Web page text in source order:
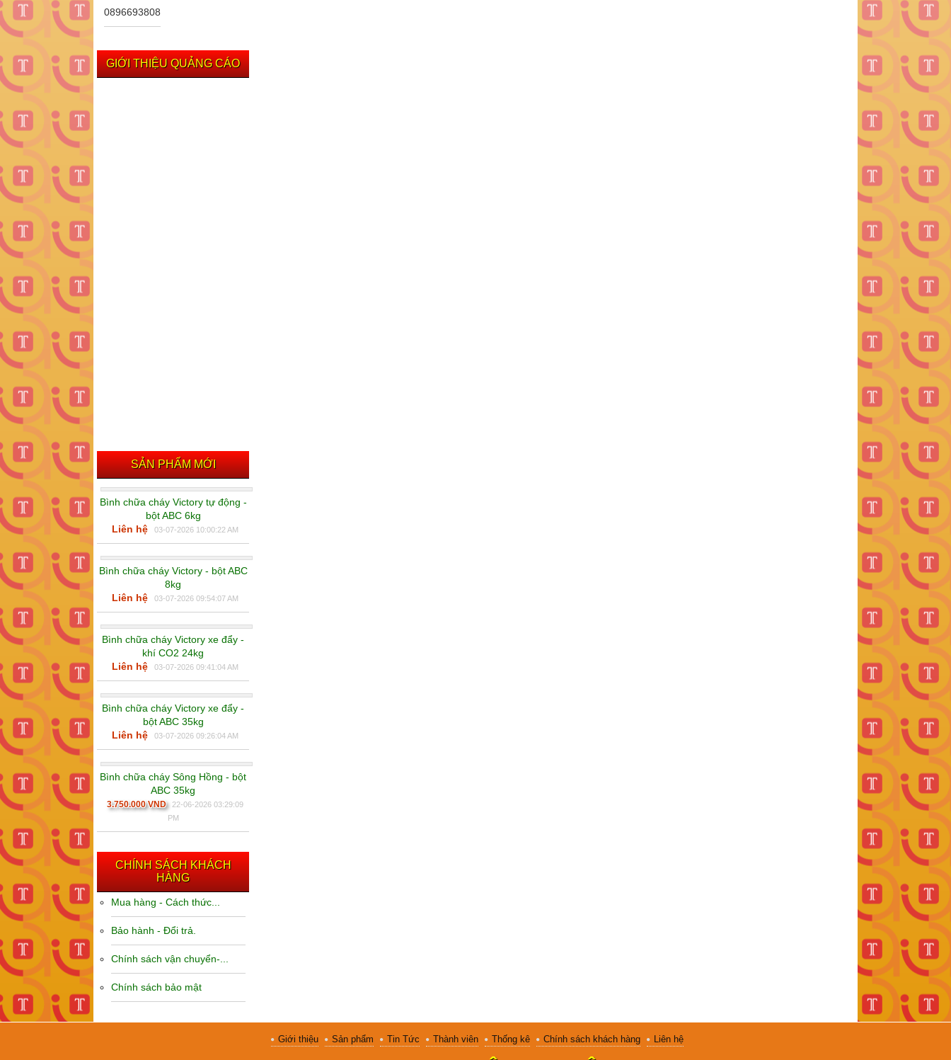
0896693808
GIỚI THIỆU QUẢNG CÁO
SẢN PHẨM MỚI
Bình chữa cháy Victory tự động -
bột ABC 6kg
Liên hệ
03-07-2026 10:00:22 AM
Bình chữa cháy Victory - bột ABC
8kg
Liên hệ
03-07-2026 09:54:07 AM
Bình chữa cháy Victory xe đẩy -
khí CO2 24kg
Liên hệ
03-07-2026 09:41:04 AM
Bình chữa cháy Victory xe đẩy -
bột ABC 35kg
Liên hệ
03-07-2026 09:26:04 AM
Bình chữa cháy Sông Hồng - bột
ABC 35kg
3.750.000 VND
22-06-2026 03:29:09
PM
CHÍNH SÁCH KHÁCH
HÀNG
Mua hàng - Cách thức...
Bảo hành - Đổi trả.
Chính sách vận chuyển-...
Chính sách bảo mật
Giới thiệu Sản phẩm Tin Tức Thành viên Thống kê Chính sách khách hàng Liên hệ